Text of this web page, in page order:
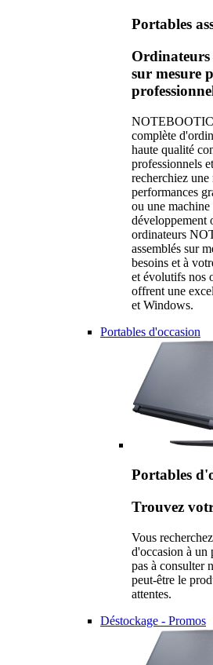
Portables
Ordinateurs
sur mesure
complète
haute qualité
professionnels
recherchiez une
performances
ou une
développement
ordinateurs
assemblés sur
besoins et à
et évolutifs nos
offrent une
et Windows.
Portables d'occasion
Portables
Trouvez
Vous
d'occasion à un
pas à consulter
peut-être le
attentes.
Déstockage - Promos